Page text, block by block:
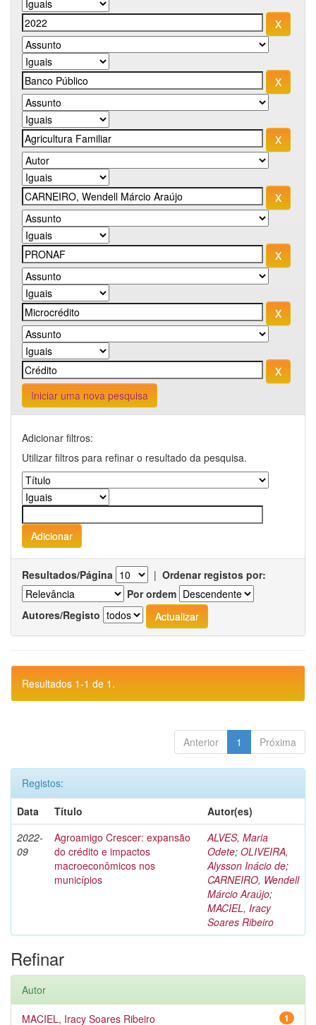
Iniciar uma nova pesquisa
Adicionar filtros:
Utilizar filtros para refinar o resultado da pesquisa.
Resultados/Página | Ordenar registos por:
Por ordem
Autores/Registo
Resultados 1-1 de 1.
Anterior 1 Próxima
Registos:
Data
Título
Autor(es)
2022-
09
Agroamigo Crescer: expansão
do crédito e impactos
macroeconômicos nos
municípios
ALVES, Maria
Odete; OLIVEIRA,
Alysson Inácio de;
CARNEIRO, Wendell
Márcio Araújo;
MACIEL, Iracy
Soares Ribeiro
Refinar
Autor
1
MACIEL, Iracy Soares Ribeiro